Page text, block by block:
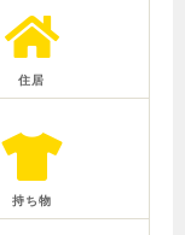
住居
持ち物